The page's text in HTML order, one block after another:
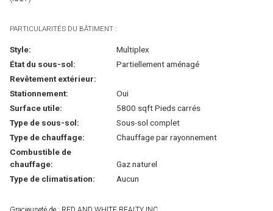
PARTICULARITÉS DU BÂTIMENT :
Style:
Multiplex
État du sous-sol:
Partiellement aménagé
Revêtement extérieur:
Stationnement:
Oui
Surface utile:
5800 sqft Pieds carrés
Type de sous-sol:
Sous-sol complet
Type de chauffage:
Chauffage par rayonnement
Combustible de
chauffage:
Gaz naturel
Type de climatisation:
Aucun